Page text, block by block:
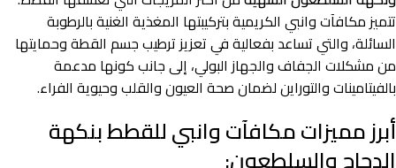
تتميز مكافآت وانبي الكريمية بتركيبتها المغذية الغنية بالرطوبة
السائلة، والتي تساعد بفعالية في تعزيز ترطيب جسم القطة وحمايتها
من مشكلات الجفاف والجهاز البولي، إلى جانب كونها مدعمة
بالفيتامينات والتوراين لضمان صحة العيون والقلب وحيوية الفراء.
أبرز مميزات مكافآت وانبي للقطط بنكهة